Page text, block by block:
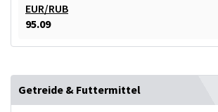
EUR/RUB
95.09
Getreide & Futtermittel